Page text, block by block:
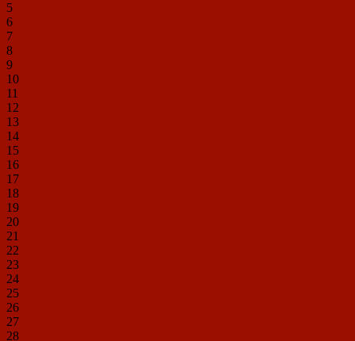
5
6
7
8
9
10
11
12
13
14
15
16
17
18
19
20
21
22
23
24
25
26
27
28